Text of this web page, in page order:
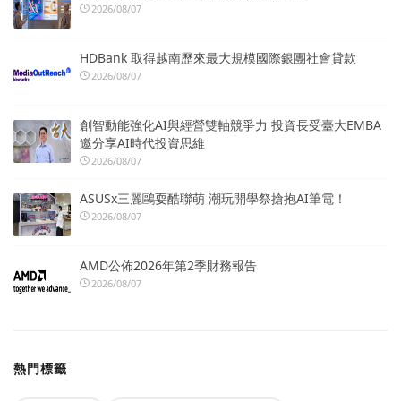
2026/08/07
HDBank 取得越南歷來最大規模國際銀團社會貸款
2026/08/07
創智動能強化AI與經營雙軸競爭力 投資長受臺大EMBA
邀分享AI時代投資思維
2026/08/07
ASUSx三麗鷗耍酷聯萌 潮玩開學祭搶抱AI筆電！
2026/08/07
AMD公佈2026年第2季財務報告
2026/08/07
熱門標籤